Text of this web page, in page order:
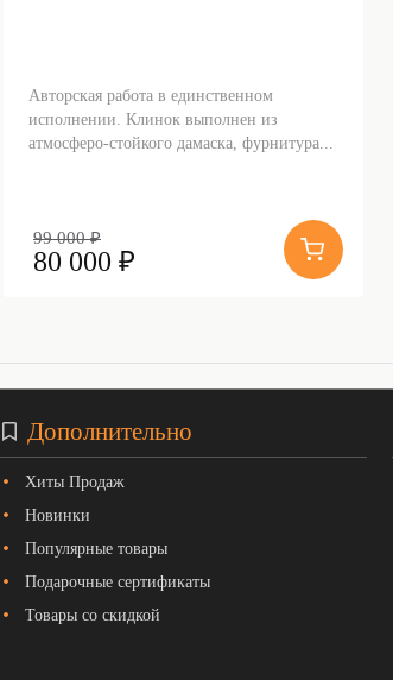
Авторская работа в единственном
исполнении. Клинок выполнен из
атмосферо-стойкого дамаска, фурнитура...
99 000 ₽
80 000 ₽
Дополнительно
Хиты Продаж
Новинки
Популярные товары
Подарочные сертификаты
Товары со скидкой